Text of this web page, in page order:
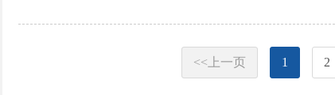
<<上一页 1 2